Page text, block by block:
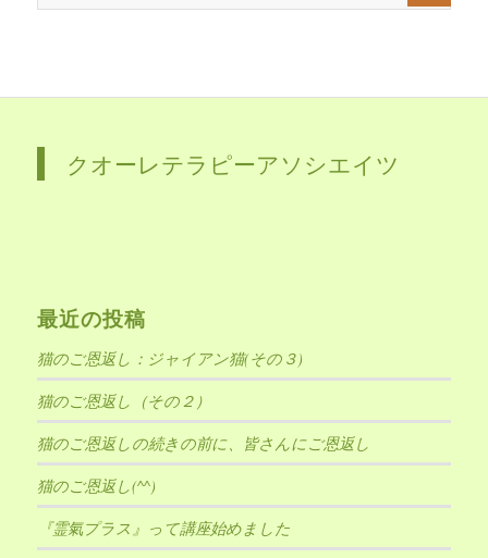
クオーレテラピーアソシエイツ
最近の投稿
猫のご恩返し：ジャイアン猫(その３)
猫のご恩返し（その２）
猫のご恩返しの続きの前に、皆さんにご恩返し
猫のご恩返し(^^)
『霊氣プラス』って講座始めました